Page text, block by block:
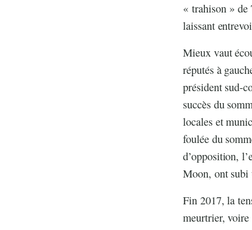
« trahison » de
laissant
Mieux vaut
réputés à
président sud-
succès du
locales et
foulée du
d’opposition,
Moon, ont subi
Fin 2017, la
meurtrier, voire